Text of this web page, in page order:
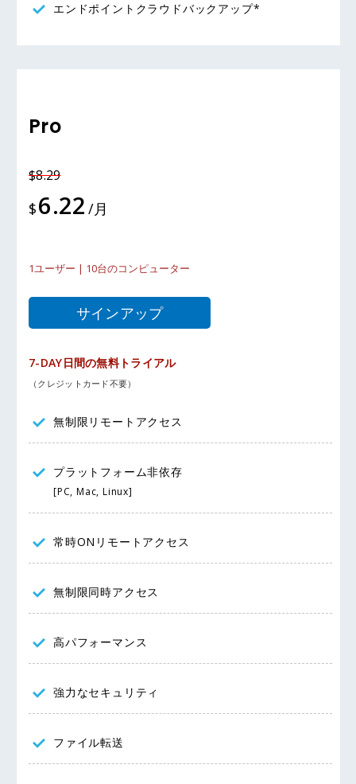
エンドポイントクラウドバックアップ*
Pro
$8.29
$6.22 /月
1ユーザー | 10台のコンピューター
サインアップ
7-DAY日間の無料トライアル
（クレジットカード不要）
無制限リモートアクセス
プラットフォーム非依存
[PC, Mac, Linux]
常時ONリモートアクセス
無制限同時アクセス
高パフォーマンス
強力なセキュリティ
ファイル転送